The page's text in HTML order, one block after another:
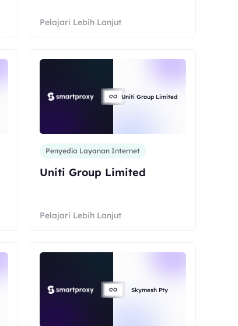
Pelajari Lebih Lanjut
Uniti Group Limited
Penyedia Layanan Internet
Uniti Group Limited
Pelajari Lebih Lanjut
Skymesh Pty